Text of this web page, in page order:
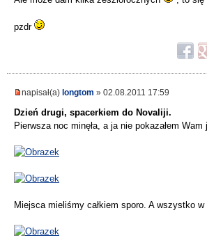
pzdr
napisał(a) longtom » 02.08.2011 17:59
Dzień drugi, spacerkiem do Novaliji.
Pierwsza noc minęła, a ja nie pokazałem
Miejsca mieliśmy całkiem sporo. A wszystko w